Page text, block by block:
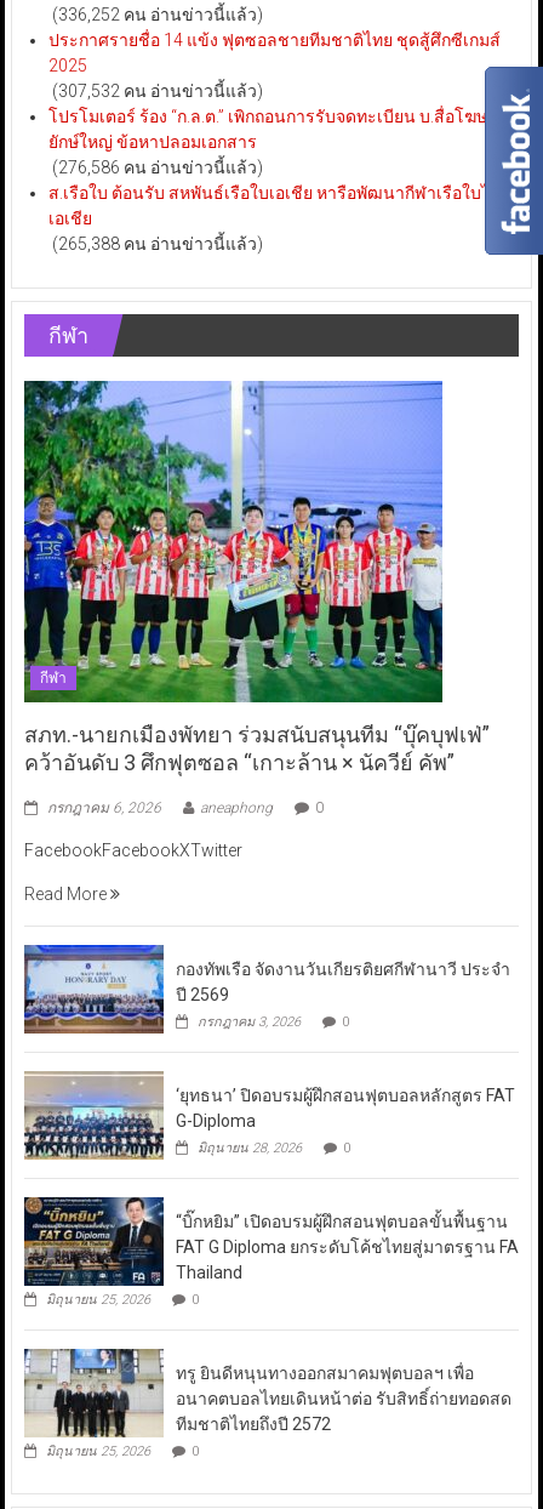
(336,252 คน อ่านข่าวนี้แล้ว)
ประกาศรายชื่อ 14 แข้ง ฟุตซอลชายทีมชาติไทย ชุดสู้ศึกซีเกมส์
2025
(307,532 คน อ่านข่าวนี้แล้ว)
โปรโมเตอร์ ร้อง “ก.ล.ต.” เพิกถอนการรับจดทะเบียน บ.สื่อโฆษณา
ยักษ์ใหญ่ ข้อหาปลอมเอกสาร
(276,586 คน อ่านข่าวนี้แล้ว)
ส.เรือใบ ต้อนรับ สหพันธ์เรือใบเอเชีย หารือพัฒนากีฬาเรือใบไทย-
เอเชีย
(265,388 คน อ่านข่าวนี้แล้ว)
กีฬา
กีฬา
สภท.-นายกเมืองพัทยา ร่วมสนับสนุนทีม “บุ๊คบุฟเฟ่”
คว้าอันดับ 3 ศึกฟุตซอล “เกาะล้าน × นัควีย์ คัพ”
กรกฎาคม 6, 2026 aneaphong 0
FacebookFacebookXTwitter
Read More
กองทัพเรือ จัดงานวันเกียรติยศกีฬานาวี ประจำ
ปี 2569
กรกฎาคม 3, 2026 0
‘ยุทธนา’ ปิดอบรมผู้ฝึกสอนฟุตบอลหลักสูตร FAT
G-Diploma
มิถุนายน 28, 2026 0
“บิ๊กหยิม” เปิดอบรมผู้ฝึกสอนฟุตบอลขั้นพื้นฐาน
FAT G Diploma ยกระดับโค้ชไทยสู่มาตรฐาน FA
Thailand
มิถุนายน 25, 2026 0
ทรู ยินดีหนุนทางออกสมาคมฟุตบอลฯ เพื่อ
อนาคตบอลไทยเดินหน้าต่อ รับสิทธิ์ถ่ายทอดสด
ทีมชาติไทยถึงปี 2572
มิถุนายน 25, 2026 0